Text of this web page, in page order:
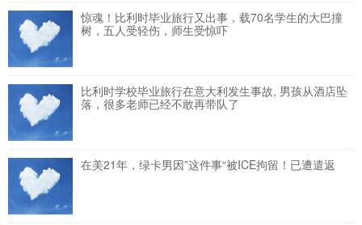
惊魂！比利时毕业旅行又出事，载70名学生的大巴撞
树，五人受轻伤，师生受惊吓
比利时学校毕业旅行在意大利发生事故, 男孩从酒店坠
落，很多老师已经不敢再带队了
在美21年，绿卡男因”这件事“被ICE拘留！已遭遣返